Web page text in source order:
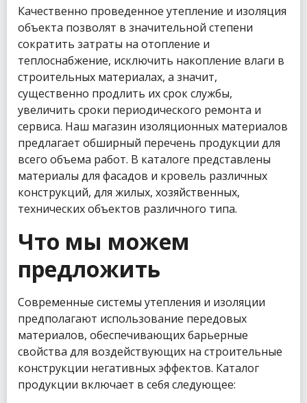
Качественно проведенное утепление и изоляция
объекта позволят в значительной степени
сократить затраты на отопление и
теплоснабжение, исключить накопление влаги в
строительных материалах, а значит,
существенно продлить их срок службы,
увеличить сроки периодического ремонта и
сервиса. Наш магазин изоляционных материалов
предлагает обширный перечень продукции для
всего объема работ. В каталоге представлены
материалы для фасадов и кровель различных
конструкций, для жилых, хозяйственных,
технических объектов различного типа.
Что мы можем
предложить
Современные системы утепления и изоляции
предполагают использование передовых
материалов, обеспечивающих барьерные
свойства для воздействующих на строительные
конструкции негативных эффектов. Каталог
продукции включает в себя следующее: